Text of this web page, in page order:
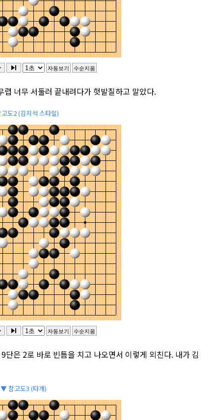
너무 서둘러 끝내려다가 헛발질하고 말았다.
도2 (김지석 스타일)
은 2로 바로 빈틈을 치고 나오면서 이렇게 외친다. 내가 김
▼ 참고도3 (타개)